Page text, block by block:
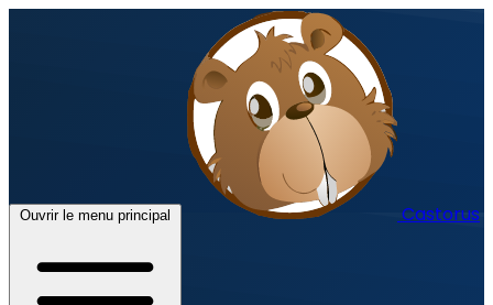
Ouvrir le menu principal Castorus